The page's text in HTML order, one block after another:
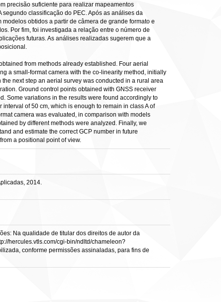
precisão suficiente para realizar mapeamentos
classificação do PEC. Após as análises da
obtidos a partir de câmera de grande formato e
Por fim, foi investigada a relação entre o número de
futuras. As análises realizadas sugerem que a
from methods already established. Four aerial
a small-format camera with the co-linearity method, initially
next step an aerial survey was conducted in a rural area
Ground control points obtained with GNSS receiver
Some variations in the results were found accordingly to
of 50 cm, which is enough to remain in class A of
camera was evaluated, in comparison with models
by different methods were analyzed. Finally, we
and estimate the correct GCP number in future
a positional point of view.
2014.
Na qualidade de titular dos direitos de autor da
hercules.vtls.com/cgi-bin/ndltd/chameleon?
conforme permissões assinaladas, para fins de